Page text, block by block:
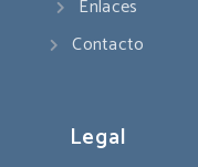
Enlaces
Contacto
Legal